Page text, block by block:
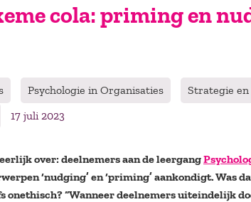
cola: priming en
Psychologie in Organisaties
Strategie
17 juli 2023
over: deelnemers aan de leergang
‘nudging’ en ‘priming’ aankondigt. Was
onethisch? “Wanneer deelnemers uiteindelijk